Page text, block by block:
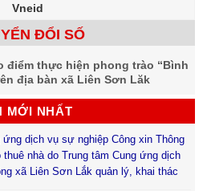
Vneid
ĐỔI SỐ
điểm thực hiện phong trào “Bình
địa bàn xã Liên Sơn Lăk
MỚI NHẤT
ứng dịch vụ sự nghiệp Công xin Thông
nhà do Trung tâm Cung ứng dịch
xã Liên Sơn Lắk quản lý, khai thác